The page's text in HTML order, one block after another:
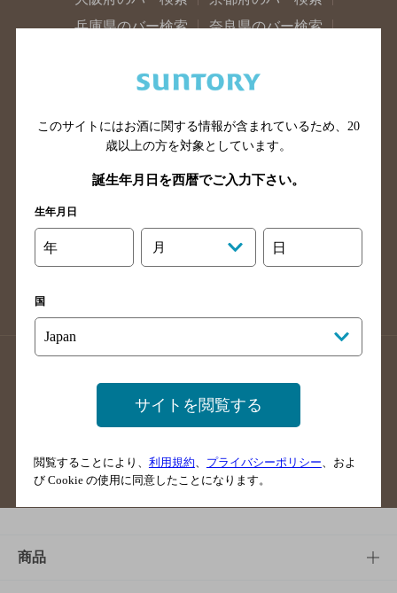
兵庫県のバー検索
奈良県のバー検索
広島県のバー検索
岡山県のバー検索
島根県のバー検索
徳島県のバー検索
高知県のバー検索
福岡県のバー検索
長崎県のバー検索
大分県のバー検索
熊本県のバー検索
掲載店舗様ログイン
サイトマップ ご意見・ご感想
商品
このサイトにはお酒に関する情報が含まれているため、 20
歳以上の方を対象としています。
誕生年月日を西暦でご入力下さい。
生年月日
年 月 日
国
サイトを閲覧する
閲覧することにより、 利用規約 プライバシーポリシー 、およ
び Cookie の使用に同意したことになります。